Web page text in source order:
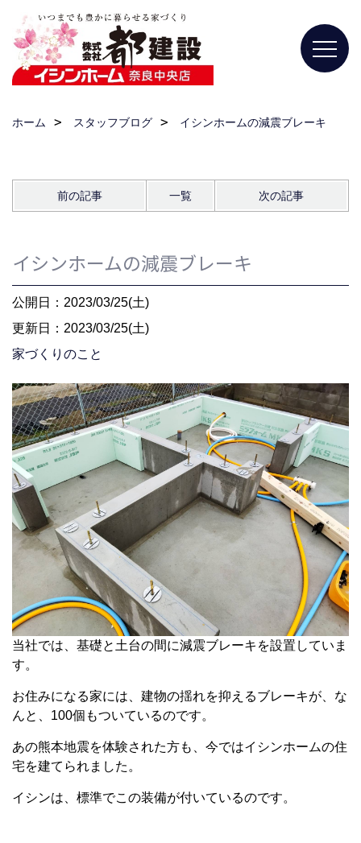
ホーム スタッフブログ イシンホームの減震ブレーキ
前の記事 一覧 次の記事
イシンホームの減震ブレーキ
公開日：2023/03/25(土)
更新日：2023/03/25(土)
家づくりのこと
当社では、基礎と土台の間に減震ブレーキを設置していま
す。
お住みになる家には、建物の揺れを抑えるブレーキが、な
んと、100個もついているのです。
あの熊本地震を体験された方も、今ではイシンホームの住
宅を建てられました。
イシンは、標準でこの装備が付いているのです。